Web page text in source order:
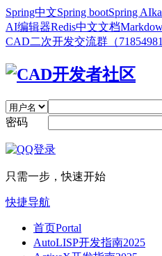
Spring中文Spring bootSpring AI
AI编辑器Redis中文文档
CAD二次开发交流群（
密码
只需一步，快速开始
快捷导航
首页Portal
AutoLISP开发指南2025